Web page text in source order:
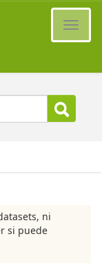
ni
si puede